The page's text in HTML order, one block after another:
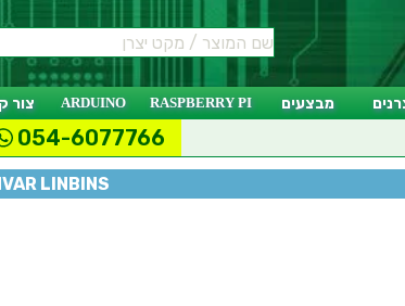
מבצעים RASPBERRY PI
ARDUINO צור
054-6077766
LINBINS